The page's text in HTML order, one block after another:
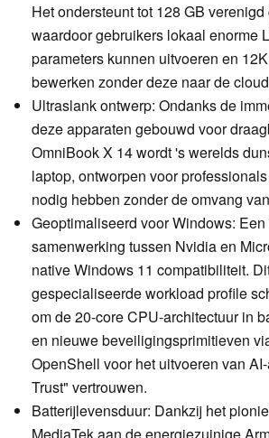
Het ondersteunt tot 128 GB
waardoor gebruikers lokaal enorme
parameters kunnen uitvoeren en
bewerken zonder deze naar de
Ultraslank ontwerp: Ondanks de
deze apparaten gebouwd voor
OmniBook X 14 wordt 's werelds
laptop, ontworpen voor
nodig hebben zonder de omvang
Geoptimaliseerd voor Windows:
samenwerking tussen Nvidia en
native Windows 11 compatibiliteit.
gespecialiseerde workload profile
om de 20-core CPU-architectuur in
en nieuwe beveiligingsprimitieven
OpenShell voor het uitvoeren van
Trust" vertrouwen.
Batterijlevensduur: Dankzij het